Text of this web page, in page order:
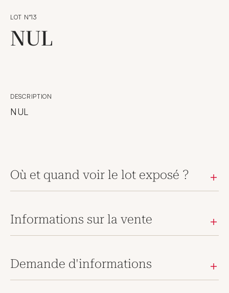
LOT N°13
NUL
DESCRIPTION
NUL
Où et quand voir le lot exposé ?
Informations sur la vente
Demande d'informations